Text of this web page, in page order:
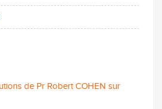
de Pr Robert COHEN sur